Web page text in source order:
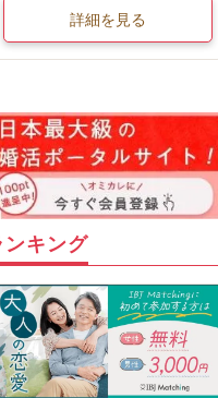
詳細を見る
キング